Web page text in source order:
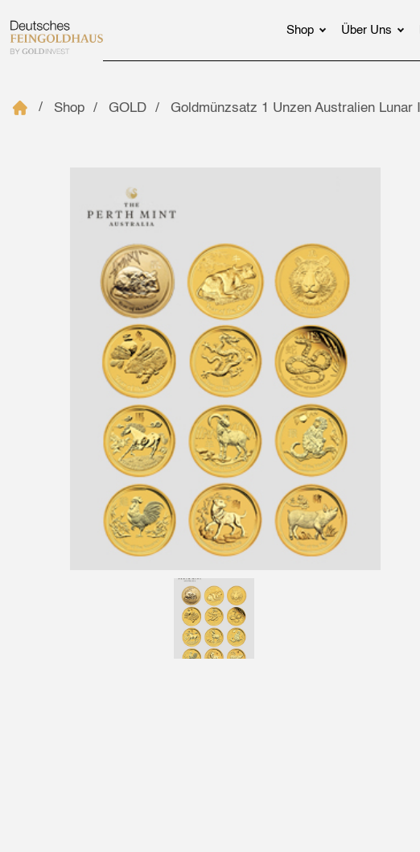
Shop Über Uns
Shop GOLD Goldmünzsatz 1 Unzen Australien Lunar II